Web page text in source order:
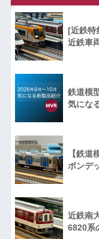
[近鉄特
近鉄車
鉄道模
気にな
【鉄
ポンデ
近鉄南
6820系